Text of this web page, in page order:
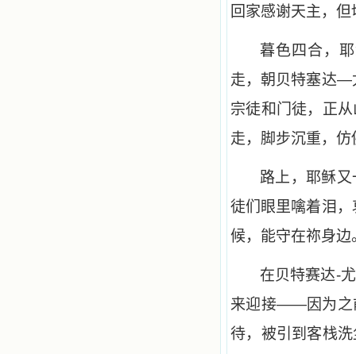
回家感谢天主，
暮色四合，
走，朝贝特塞达—
宗徒和门徒，正
走，脚步沉重，
路上，耶稣
徒们眼里噙着泪
候，能守在祢身边
在贝特赛达-
来迎接——因为之
待，被引到客栈